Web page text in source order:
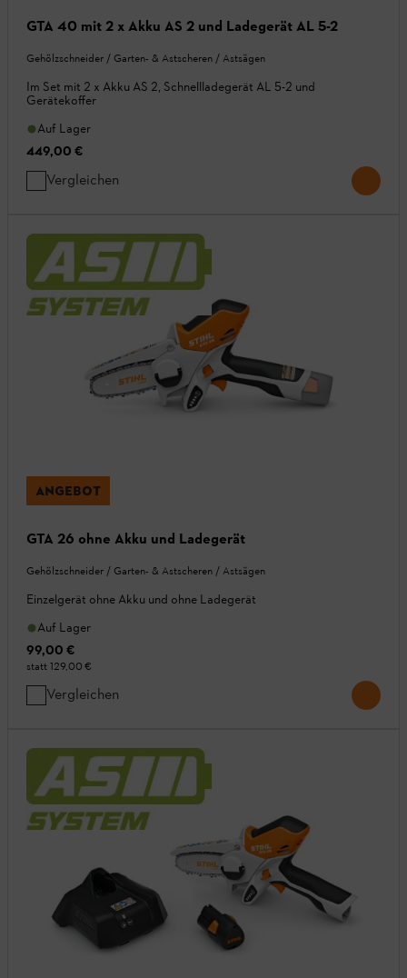
GTA 40 mit 2 x Akku AS 2 und Ladegerät AL 5-2
Gehölzschneider / Garten- & Astscheren / Astsägen
Im Set mit 2 x Akku AS 2, Schnellladegerät AL 5-2 und
Gerätekoffer
Auf Lager
449,00 €
Vergleichen
ANGEBOT
GTA 26 ohne Akku und Ladegerät
Gehölzschneider / Garten- & Astscheren / Astsägen
Einzelgerät ohne Akku und ohne Ladegerät
Auf Lager
99,00 €
statt 129,00 €
Vergleichen